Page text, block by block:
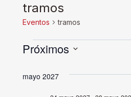
tramos
Eventos tramos
Eventos
Próximos
la
mayo 2027